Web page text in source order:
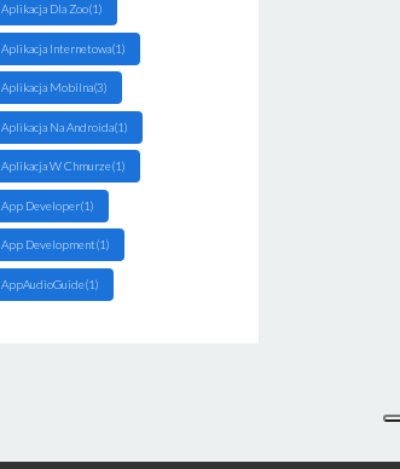
Aplikacja Dla Zoo(1)
Aplikacja Internetowa(1)
Aplikacja Mobilna(3)
Aplikacja Na Androida(1)
Aplikacja W Chmurze(1)
App Developer(1)
App Development(1)
AppAudioGuide(1)